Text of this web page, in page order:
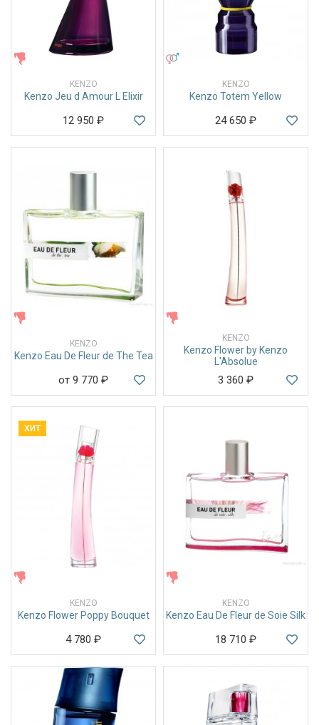
ЖЕНСКИЕ
KENZO
Kenzo Jeu d Amour L Elixir
12 950 ₽
KENZO
Kenzo Totem Yellow
24 650 ₽
KENZO
Kenzo Eau De Fleur de The Tea
от 9 770 ₽
KENZO
Kenzo Flower by Kenzo
L'Absolue
3 360 ₽
ХИТ
KENZO
Kenzo Flower Poppy Bouquet
4 780 ₽
KENZO
Kenzo Eau De Fleur de Soie Silk
18 710 ₽